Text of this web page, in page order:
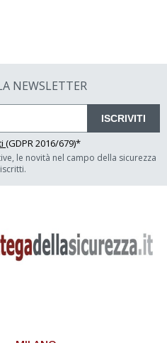
NEWSLETTER
ISCRIVITI
(GDPR 2016/679)*
le novità nel campo della sicurezza